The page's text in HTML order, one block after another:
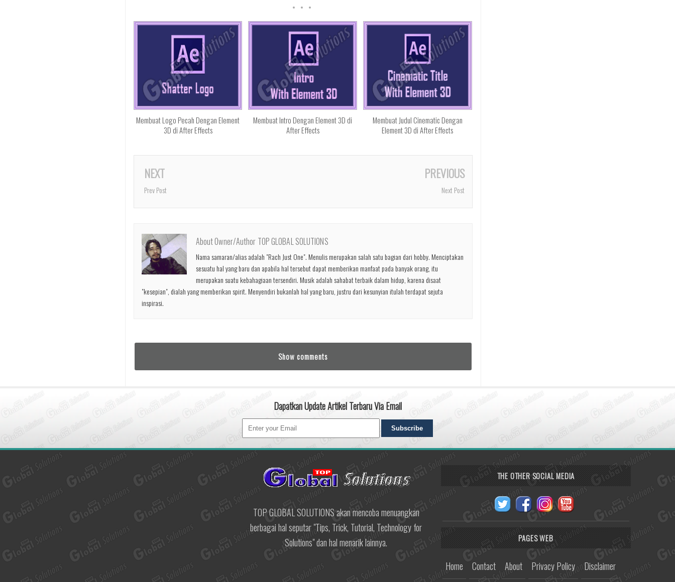
Membuat Logo Pecah Dengan Element
3D di After Effects
Membuat Intro Dengan Element 3D di
After Effects
Membuat Judul Cinematic Dengan
Element 3D di After Effects
NEXT
Prev Post
PREVIOUS
Next Post
About Owner/Author TOP GLOBAL SOLUTIONS
Nama samaran/alias adalah "Rach Just One". Menulis merupakan salah satu bagian dari hobby. Menciptakan
sesuatu hal yang baru dan apabila hal tersebut dapat memberikan manfaat pada banyak orang, itu
merupakan suatu kebahagiaan tersendiri. Musik adalah sahabat terbaik dalam hidup, karena disaat
"kesepian", dialah yang memberikan spirit. Menyendiri bukanlah hal yang baru, justru dari kesunyian itulah terdapat sejuta
inspirasi.
Show comments
Dapatkan Update Artikel Terbaru Via Email
TOP GLOBAL SOLUTIONS akan mencoba menuangkan
berbagai hal seputar "Tips, Trick, Tutorial, Technology for
Solutions" dan hal menarik lainnya.
THE OTHER SOCIAL MEDIA
PAGES WEB
Home Contact About Privacy Policy Disclaimer